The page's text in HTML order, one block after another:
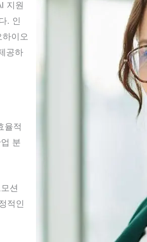
지원
. 인
이오
공하
율적
분
션
적인